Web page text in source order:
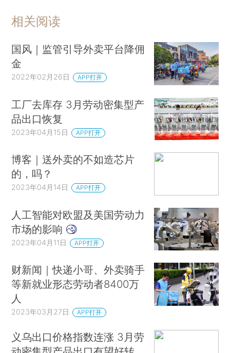
相关阅读
国风｜监管引导外卖平台降佣
金
2022年02月26日 APP打开
工厂去库存 3月劳动密集型产
品出口恢复
2023年04月15日 APP打开
博客｜送外卖的不如造芯片
的，吗？
2023年04月14日 APP打开
人工智能对欧盟及美国劳动力
市场的影响
2023年04月11日 APP打开
财新闻｜快递小哥、外卖骑手
等新就业形态劳动者8400万
人
2023年03月27日 APP打开
义乌出口价格指数连涨 3月劳